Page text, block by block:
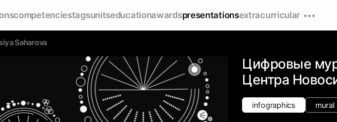
competenciestagsunitseducationawardspresentationsextracurricular
Saharova
Цифровые
Центра
infographics mural